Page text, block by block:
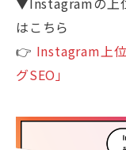
はこちら
👉 Instagram上
グSEO」